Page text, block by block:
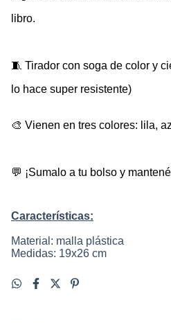
libro.
🧵 Tirador con soga de color y
lo hace super resistente)
🎨 Vienen en tres colores: lila,
💬 ¡Sumalo a tu bolso y
Características:
Material: malla plástica
Medidas: 19x26 cm